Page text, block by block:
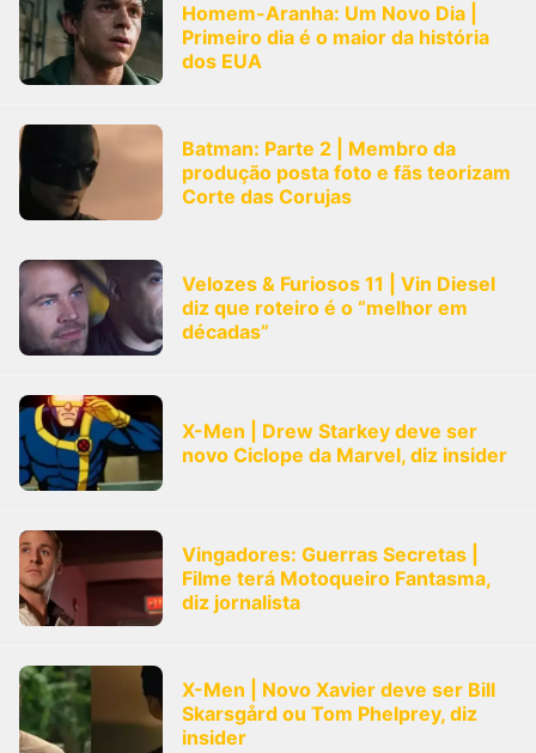
Homem-Aranha: Um Novo Dia |
Primeiro dia é o maior da história
dos EUA
Batman: Parte 2 | Membro da
produção posta foto e fãs teorizam
Corte das Corujas
Velozes & Furiosos 11 | Vin Diesel
diz que roteiro é o “melhor em
décadas”
X-Men | Drew Starkey deve ser
novo Ciclope da Marvel, diz insider
Vingadores: Guerras Secretas |
Filme terá Motoqueiro Fantasma,
diz jornalista
X-Men | Novo Xavier deve ser Bill
Skarsgård ou Tom Phelprey, diz
insider